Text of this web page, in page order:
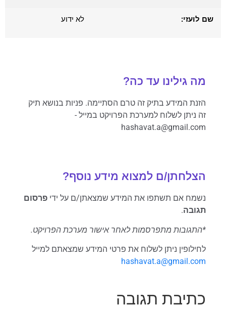
שם לועזי: לא ידוע
מה גילינו עד כה?
הזנת המידע בתיק זה טרם הסתיימה. פניות בנושא תיק
זה ניתן לשלוח למערכת הפרויקט במייל -
hashavat.a@gmail.com
הצלחתן/ם למצוא מידע נוסף?
נשמח אם תשתפו את המידע שמצאתן/ם על ידי פרסום
תגובה.
*התגובות מתפרסמות לאחר אישור מערכת הפרויקט.
לחילופין ניתן לשלוח את פרטי המידע שמצאתם למייל
hashavat.a@gmail.com
כתיבת תגובה